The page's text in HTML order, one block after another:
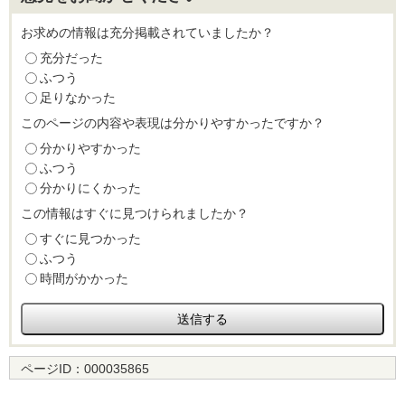
お求めの情報は充分掲載されていましたか？
充分だった
ふつう
足りなかった
このページの内容や表現は分かりやすかったですか？
分かりやすかった
ふつう
分かりにくかった
この情報はすぐに見つけられましたか？
すぐに見つかった
ふつう
時間がかかった
ページID： 000035865